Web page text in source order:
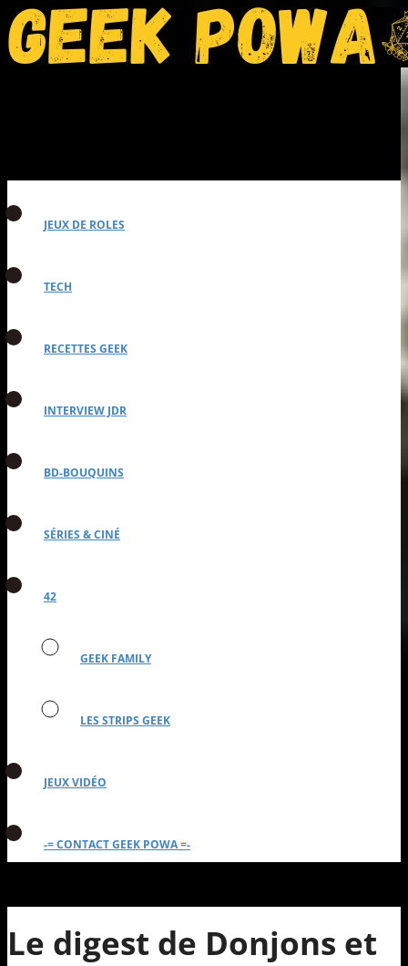
JEUX DE ROLES
TECH
RECETTES GEEK
INTERVIEW JDR
BD-BOUQUINS
SÉRIES & CINÉ
42
GEEK FAMILY
LES STRIPS GEEK
JEUX VIDÉO
-= CONTACT GEEK POWA =-
Le digest de Donjons et